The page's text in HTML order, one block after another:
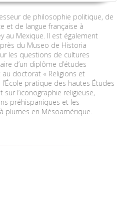
de philosophie politique, de
et de langue française à
au Mexique. Il est également
du Museo de Historia
les questions de cultures
d’un diplôme d’études
doctorat « Religions et
pratique des hautes Études
sur l’iconographie religieuse,
préhispaniques et les
plumes en Mésoamérique.